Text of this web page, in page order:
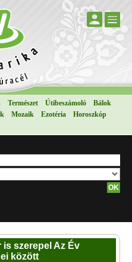
Természet Útibeszámoló
Bálok
Mozaik Ezotéria
Horoszkóp
szerepel Az Év
között